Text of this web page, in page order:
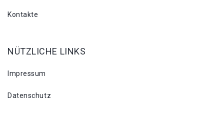
Kontakte
NÜTZLICHE LINKS
Impressum
Datenschutz